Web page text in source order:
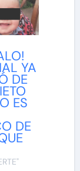
YA
DE
ES
DE